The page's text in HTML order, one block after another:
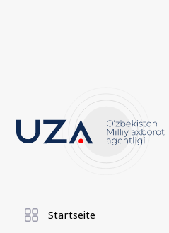
Startseite